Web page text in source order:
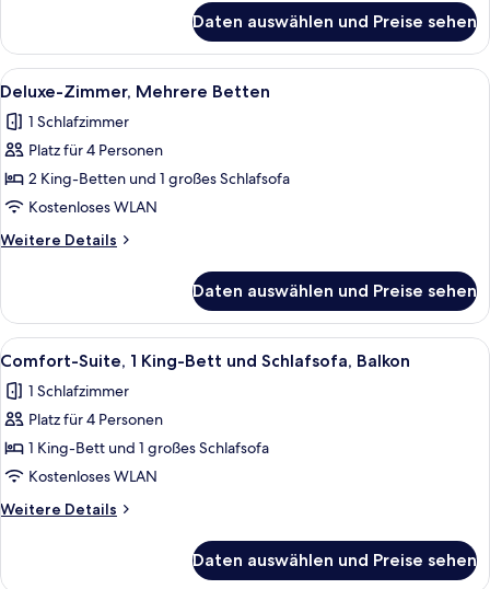
1
Schlafzimmer,
barrierearm
Daten auswählen und Preise sehen
Alle
Fotos
für
Deluxe-
Zimmer,
Mehrere
Betten
anzeigen
Ein Hotelzimmer mit zwei Betten,
6
Deluxe-Zimmer, Mehrere Betten
1 Schlafzimmer
Platz für 4 Personen
2 King-Betten und 1 großes Schlafsofa
Kostenloses WLAN
Weitere Details
Weitere
Zimmer,
Mehrere
Betten
Daten auswählen und Preise sehen
Alle
Fotos
für
Comfort-
Suite,
1 King-
Bett
und
Balkon
Ein modernes Hotelzimmer mit
17
Comfort-Suite, 1 King-Bett und Schlafsofa, Balkon
1 Schlafzimmer
Platz für 4 Personen
1 King-Bett und 1 großes Schlafsofa
Kostenloses WLAN
Weitere Details
Weitere
Daten auswählen und Preise sehen